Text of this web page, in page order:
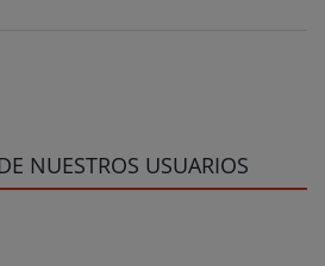
NUESTROS USUARIOS